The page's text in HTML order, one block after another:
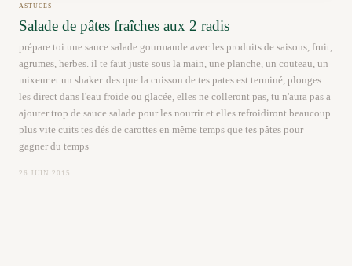
ASTUCES
Salade de pâtes fraîches aux 2 radis
prépare toi une sauce salade gourmande avec les produits de saisons, fruit,
agrumes, herbes. il te faut juste sous la main, une planche, un couteau, un
mixeur et un shaker. des que la cuisson de tes pates est terminé, plonges
les direct dans l'eau froide ou glacée, elles ne colleront pas, tu n'aura pas a
ajouter trop de sauce salade pour les nourrir et elles refroidiront beaucoup
plus vite cuits tes dés de carottes en même temps que tes pâtes pour
gagner du temps
26 JUIN 2015